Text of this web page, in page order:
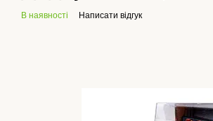
В наявності Написати відгук